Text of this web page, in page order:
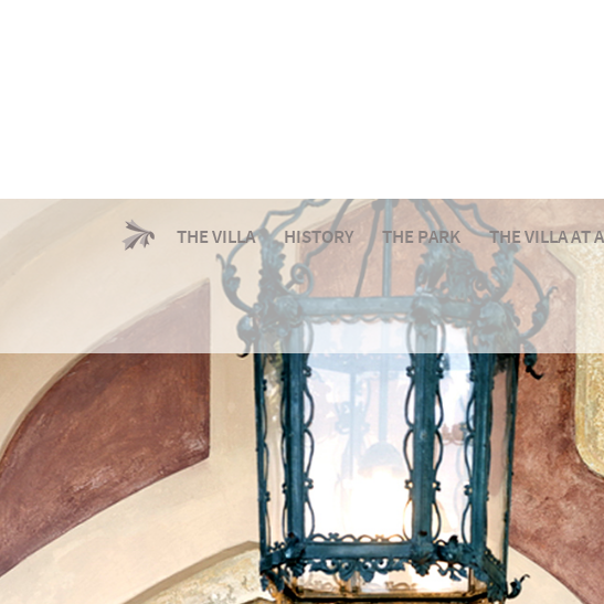
THE VILLA HISTORY THE PARK THE VILLA AT